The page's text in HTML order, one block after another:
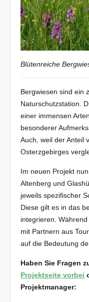
Blütenreiche
Bergwiesen sind ein
Naturschutzstation.
einer immensen
besonderer
Auch, weil der Anteil
Osterzgebirges
Im neuen Projekt
Altenberg und
jeweils spezifischer
Diese gilt es in das
integrieren.
mit Partnern aus
auf die Bedeutung
Haben Sie Fragen
Projektseite vorbei
Projektmanager: